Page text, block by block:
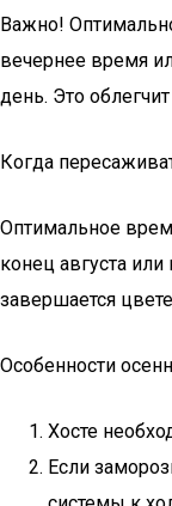
Важно!
вечернее время
день. Это
Когда
Оптимальное
конец августа или
завершается
Особенности
Хосте
Если